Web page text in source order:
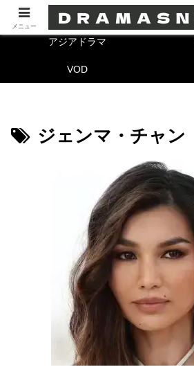
海外ドラマ
アジアドラマ
VOD
ジェンマ・チャン
メニュー